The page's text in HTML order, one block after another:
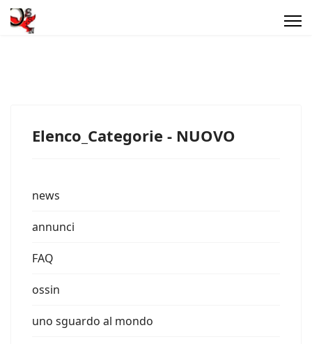
Elenco_Categorie - NUOVO
news
annunci
FAQ
ossin
uno sguardo al mondo